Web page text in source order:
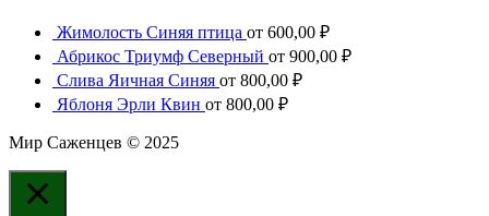
Жимолость Синяя птица от 600,00 ₽
Абрикос Триумф Северный от 900,00 ₽
Слива Яичная Синяя от 800,00 ₽
Яблоня Эрли Квин от 800,00 ₽
Мир Саженцев © 2025